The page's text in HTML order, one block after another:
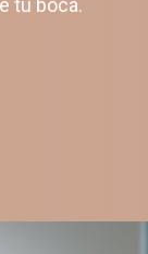
tu boca.